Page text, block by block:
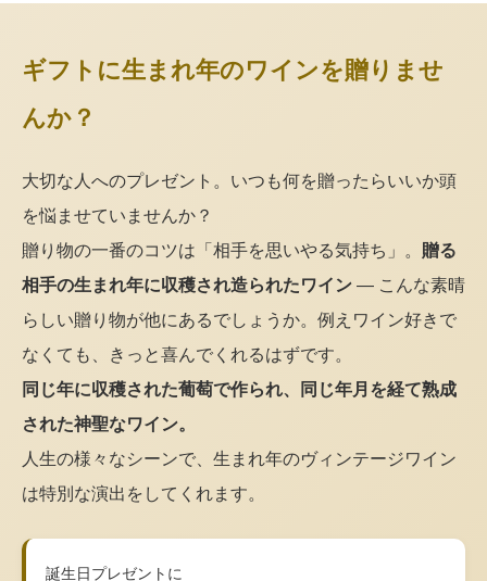
ギフトに生まれ年のワインを贈りませ
んか？
大切な人へのプレゼント。いつも何を贈ったらいいか頭
を悩ませていませんか？
贈り物の一番のコツは「相手を思いやる気持ち」。 贈る
相手の生まれ年に収穫され造られたワイン — こんな素晴
らしい贈り物が他にあるでしょうか。例えワイン好きで
なくても、きっと喜んでくれるはずです。
同じ年に収穫された葡萄で作られ、同じ年月を経て熟成
された神聖なワイン。
人生の様々なシーンで、生まれ年のヴィンテージワイン
は特別な演出をしてくれます。
誕生日プレゼントに